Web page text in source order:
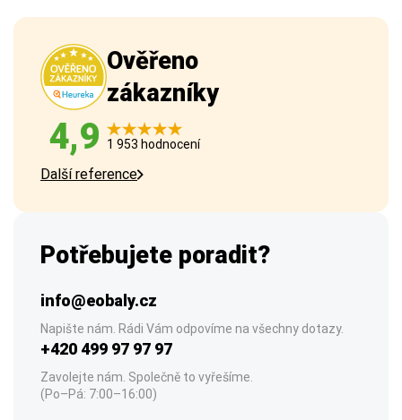
Ověřeno
zákazníky
4,9 1 953 hodnocení
Další reference
Potřebujete poradit?
info@eobaly.cz
Napište nám. Rádi Vám odpovíme na všechny dotazy.
+420 499 97 97 97
Zavolejte nám. Společně to vyřešíme.
(Po–Pá: 7:00–16:00)